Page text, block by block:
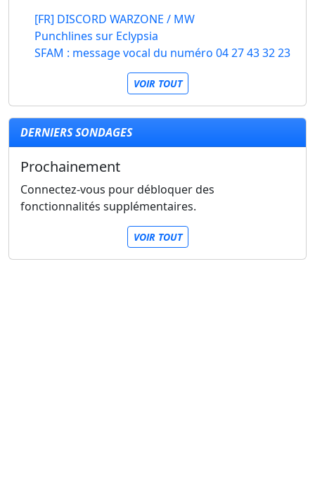
[FR] DISCORD WARZONE / MW
Punchlines sur Eclypsia
SFAM : message vocal du numéro 04 27 43 32 23
VOIR TOUT
DERNIERS SONDAGES
Prochainement
Connectez-vous pour débloquer des
fonctionnalités supplémentaires.
VOIR TOUT